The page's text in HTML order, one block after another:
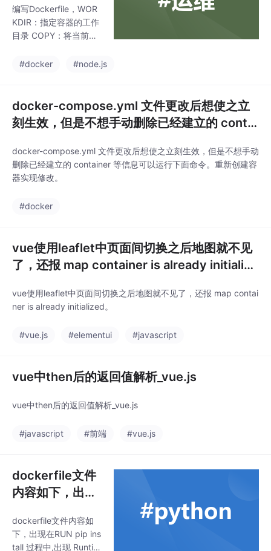
编写Dockerfile，WOR
KDIR：指定容器的工作
目录 COPY：将当前目
的/home/Service目录
0。启动容器，并将容
器的/home/Service映
射到宿主机的/data/pm
ple-app目录下，便于
代码发布，修改。修改
容器内的时区为中国上
步，注意以
#docker #node.js
docker-compose.yml 文件更改后想使之立
刻生效，但是不想手动删除已经建立的 contai
docker-compose.yml 文件更改后想使之立刻生效，但是不想手动
删除已经建立的 container 等信息可以运行下面命令。重新创建容
器实现修改。
#docker
vue使用leaflet中页面间切换之后地图就不见
了，还报 map container is already initialize
vue使用leaflet中页面间切换之后地图就不见了，还报 map contai
ner is already initialized。
#vue.js #elementui #javascript
vue中then后的返回值解析_vue.js
vue中then后的返回值解析_vue.js
#javascript #前端 #vue.js
dockerfile文件
内容如下，出现
all 过程中,出现
RuntimeError:
dockerfile文件内容如
下，出现在RUN pip ins
tall 过程中,出现 Runtim